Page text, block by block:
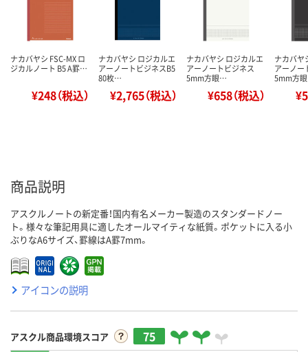
ナカバヤシ FSC-MX ロ
ジカルノート B5 A罫…
¥248（税込）
ナカバヤシ ロジカルエ
アーノートビジネスB5
80枚…
¥2,765（税込）
ナカバヤシ ロジカルエ
アーノートビジネス
5mm方眼…
¥658（税込）
ナカバヤ
アーノー
5mm方
商品説明
アスクルノートの新定番！国内有名メーカー製造のスタンダードノー
ト。様々な筆記用具に適したオールマイティな紙質。ポケットに入る小
ぶりなA6サイズ、罫線はA罫7mm。
アイコンの説明
アスクル商品環境スコア 75